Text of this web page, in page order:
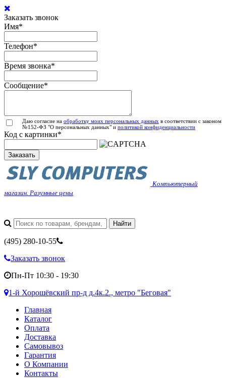
Заказать звонок
Имя*
Телефон*
Время звонка*
Сообщение*
Даю согласие на обработку моих персональных данных в соответствии с законом
№152-ФЗ "О персональных данных" и политикой конфиденциальности
Код с картинки*
Заказать
Компьютерный
магазин. Разумные цены
(495) 280-10-55
Заказать звонок
Пн-Пт 10:30 - 19:30
1-й Хорошёвский пр-д д.4к.2., метро "Беговая"
Главная
Каталог
Оплата
Доставка
Самовывоз
Гарантия
О Компании
Контакты